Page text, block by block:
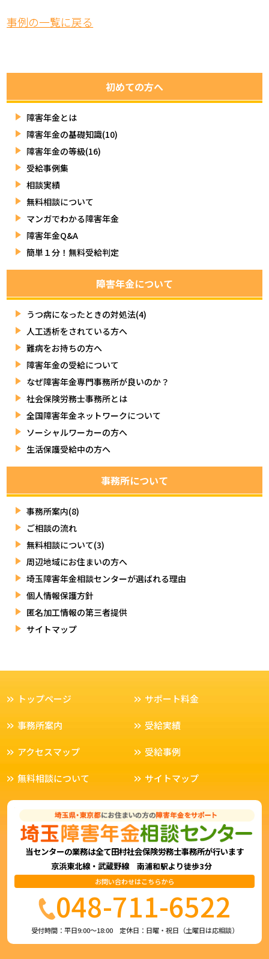
事例の一覧に戻る
初めての方へ
障害年金とは
障害年金の基礎知識(10)
障害年金の等級(16)
受給事例集
相談実績
無料相談について
マンガでわかる障害年金
障害年金Q&A
簡単１分！無料受給判定
障害年金について
うつ病になったときの対処法(4)
人工透析をされている方へ
難病をお持ちの方へ
障害年金の受給について
なぜ障害年金専門事務所が良いのか？
社会保険労務士事務所とは
全国障害年金ネットワークについて
ソーシャルワーカーの方へ
生活保護受給中の方へ
事務所について
事務所案内(8)
ご相談の流れ
無料相談について(3)
周辺地域にお住まいの方へ
埼玉障害年金相談センターが選ばれる理由
個人情報保護方針
匿名加工情報の第三者提供
サイトマップ
当センターの業務は全て田村社会保険労務士事務所が行います
京浜東北線・武蔵野線
南浦和駅より徒歩3分
お問い合わせはこちらから
048-711-6522
受付時間：平日9:00〜18:00 定休日：日曜・祝日（土曜日は応相談）
トップページ サポート料金
事務所案内 受給実績
アクセスマップ 受給事例
無料相談について サイトマップ